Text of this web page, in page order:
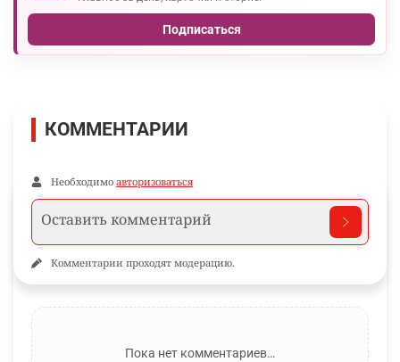
Подписаться
КОММЕНТАРИИ
Необходимо авторизоваться
Комментарии проходят модерацию.
Пока нет комментариев…